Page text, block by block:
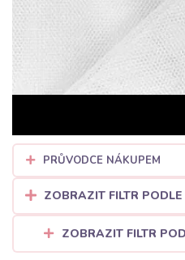
vytvoří ten pravý bohatý
Měkký a jemný tyl:
Skvělý
společenské šaty, závoje
(DOT), romantickými srdíčky
který dodá vašim výtvorům
Dekorativní využití:Tyl není
něj pohádkové nebesa nad
svatební výzdoby, mašle na
PRŮVODCE NÁKUPEM
ZOBRAZIT FILTR
ZOBRAZIT FILTR